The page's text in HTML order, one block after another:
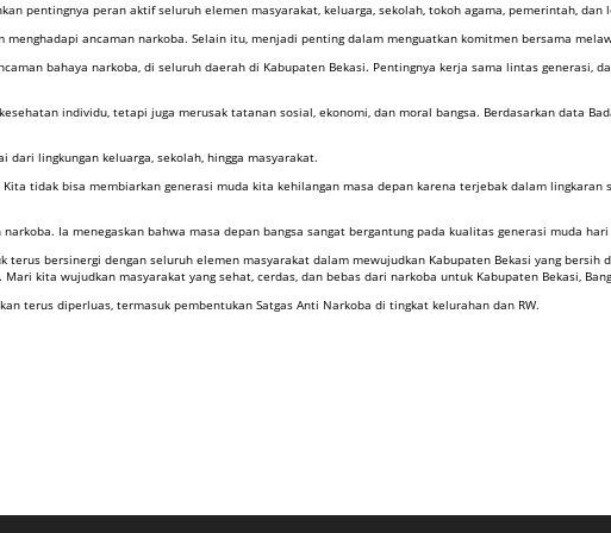
pentingnya peran aktif seluruh elemen masyarakat, keluarga, sekolah, tokoh agama, pemerintah,
ancaman narkoba. Selain itu, menjadi penting dalam menguatkan komitmen bersama
bahaya narkoba, di seluruh daerah di Kabupaten Bekasi. Pentingnya kerja sama lintas generasi,
individu, tetapi juga merusak tatanan sosial, ekonomi, dan moral bangsa. Berdasarkan data
dari lingkungan keluarga, sekolah, hingga masyarakat.
tidak bisa membiarkan generasi muda kita kehilangan masa depan karena terjebak dalam
Ia menegaskan bahwa masa depan bangsa sangat bergantung pada kualitas generasi muda
terus bersinergi dengan seluruh elemen masyarakat dalam mewujudkan Kabupaten Bekasi yang
kita wujudkan masyarakat yang sehat, cerdas, dan bebas dari narkoba untuk Kabupaten Bekasi,
terus diperluas, termasuk pembentukan Satgas Anti Narkoba di tingkat kelurahan dan RW.